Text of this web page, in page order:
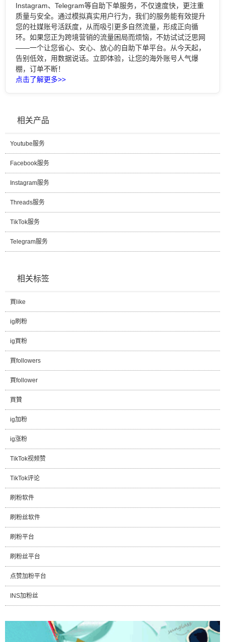
Instagram、Telegram等自助下单服务，不仅速度快，更注重
质量与安全。通过模拟真实用户行为，我们的服务能有效提升
您的社媒账号活跃度，从而吸引更多自然流量，形成正向循
环。如果您正为跨境营销的流量困局而烦恼，不妨试试泛思网
——一个让您省心、安心、放心的自助下单平台。从今天起，
告别低效，用数据说话。立即体验，让您的海外账号人气爆
棚，订单不断！
点击了解更多>>
相关产品
Youtube服务
Facebook服务
Instagram服务
Threads服务
TikTok服务
Telegram服务
相关标签
買like
ig刷粉
ig買粉
買followers
買follower
買贊
ig加粉
ig涨粉
TikTok视频赞
TikTok评论
刷粉软件
刷粉丝软件
刷粉平台
刷粉丝平台
点赞加粉平台
INS加粉丝